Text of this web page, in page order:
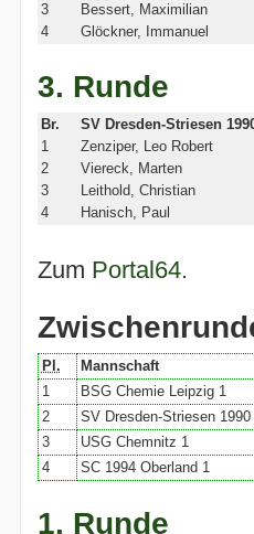
3
Bessert, Maximilian
4
Glöckner, Immanuel
3. Runde
Br.
SV Dresden-Striesen
1
Zenziper, Leo Robert
2
Viereck, Marten
3
Leithold, Christian
4
Hanisch, Paul
Zum Portal64.
Pl.
Mannschaft
1
BSG Chemie Leipzig 1
2
SV Dresden-Striesen 1990
3
USG Chemnitz 1
4
SC 1994 Oberland 1
1. Runde